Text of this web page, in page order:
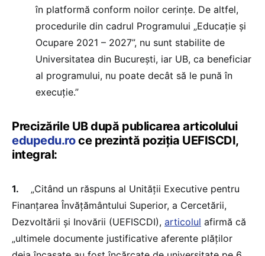
în platformă conform noilor cerințe. De altfel,
procedurile din cadrul Programului „Educație și
Ocupare 2021 – 2027”, nu sunt stabilite de
Universitatea din București, iar UB, ca beneficiar
al programului, nu poate decât să le pună în
execuție.”
Precizările UB după publicarea articolului
edupedu.roce prezintă poziția UEFISCDI,
integral:
1. „Citând un răspuns al Unității Executive pentru
Finanțarea Învățământului Superior, a Cercetării,
Dezvoltării și Inovării (UEFISCDI), articolul afirmă că
„ultimele documente justificative aferente plăților